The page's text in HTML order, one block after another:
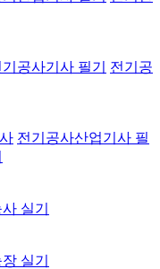
기공사기사 필기
전기공
전기공사산업기사 필
실기
실기